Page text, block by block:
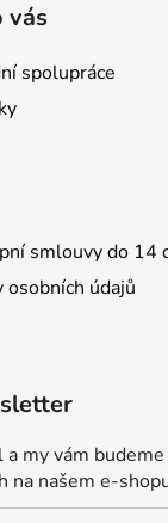
vás
spolupráce
smlouvy do 14
osobních údajů
my vám
na našem e-